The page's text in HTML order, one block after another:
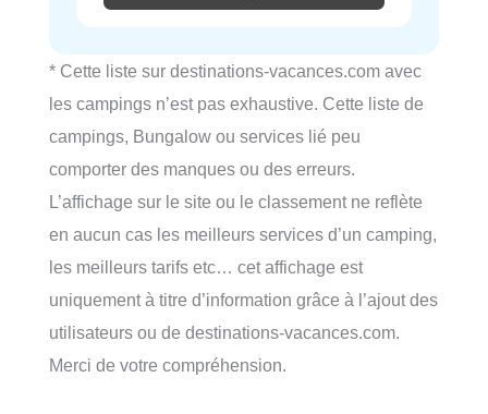
* Cette liste sur destinations-vacances.com avec
les campings n’est pas exhaustive. Cette liste de
campings, Bungalow ou services lié peu
comporter des manques ou des erreurs.
L’affichage sur le site ou le classement ne reflète
en aucun cas les meilleurs services d’un camping,
les meilleurs tarifs etc… cet affichage est
uniquement à titre d’information grâce à l’ajout des
utilisateurs ou de destinations-vacances.com.
Merci de votre compréhension.